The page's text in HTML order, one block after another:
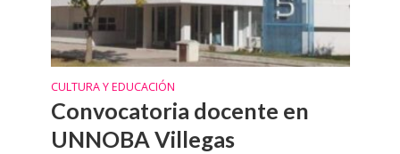
CULTURA Y EDUCACIÓN
Convocatoria docente en
UNNOBA Villegas